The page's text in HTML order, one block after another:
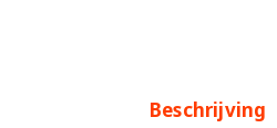
Beschrijving